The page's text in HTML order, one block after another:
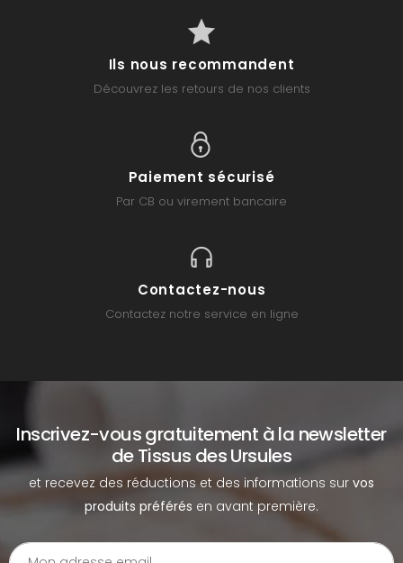
Ils nous recommandent
Découvrez les retours de nos clients
Paiement sécurisé
Par CB ou virement bancaire
Contactez-nous
Contactez notre service en ligne
Inscrivez-vous gratuitement à la newsletter
de Tissus des Ursules
et recevez des réductions et des informations sur vos
produits préférés en avant première.